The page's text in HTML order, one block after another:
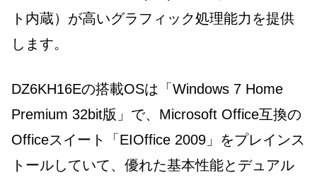
ト内蔵）が高いグラフィック処理能力を提供
します。
DZ6KH16Eの搭載OSは「Windows 7 Home
Premium 32bit版」で、Microsoft Office互換の
Officeスイート「EIOffice 2009」をプレインス
トールしていて、優れた基本性能とデュアル